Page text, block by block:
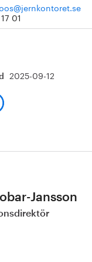
01
2025-09-12
Jansson